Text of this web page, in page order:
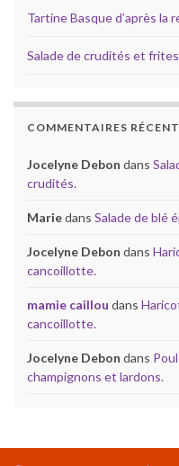
Tartine Basque d’après
Salade de crudités et
COMMENTAIRES
Jocelyne Debon dans
crudités.
Mariedans Salade de blé
Jocelyne Debon dans
cancoillotte.
mamie caillou dans
cancoillotte.
Jocelyne Debon dans
champignons et lardons.